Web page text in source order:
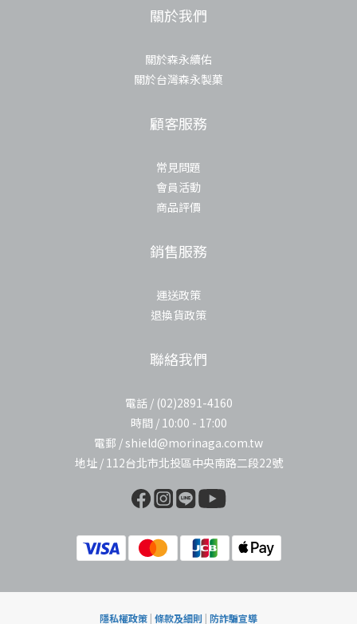
關於我們
關於森永續佑
關於台灣森永製菓
顧客服務
常見問題
會員活動
商品評價
銷售服務
運送政策
退換貨政策
聯絡我們
電話 / (02)2891-4160
時間 / 10:00 - 17:00
電郵 / shield@morinaga.com.tw
地址 / 112台北市北投區中央南路二段22號
隱私權政策 | 條款及細則 | 防詐騙宣導